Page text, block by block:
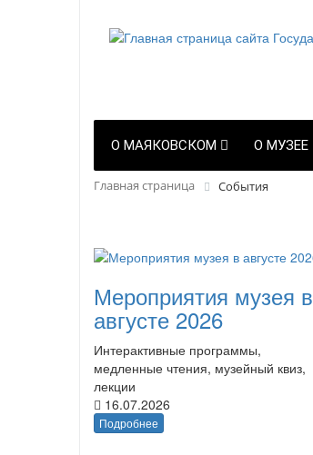
О МАЯКОВСКОМ О МУЗЕЕ
Главная страница События
Мероприятия музея в
августе 2026
Интерактивные программы,
медленные чтения, музейный квиз,
лекции
16.07.2026
Подробнее